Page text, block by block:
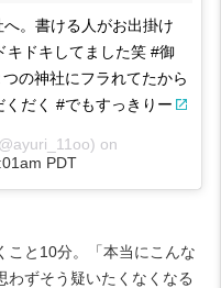
。書ける人がお出掛け
キドキしてました笑 #御
の神社にフラれてたから
くだく #でもすっきりー
on
PDT
こと10分。「本当にこんな
ずそう疑いたくなくなる